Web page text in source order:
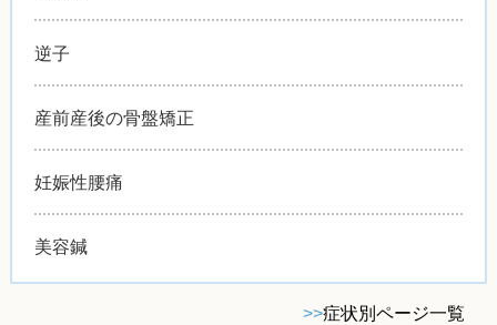
逆子
産前産後の骨盤矯正
妊娠性腰痛
美容鍼
>>症状別ページ一覧